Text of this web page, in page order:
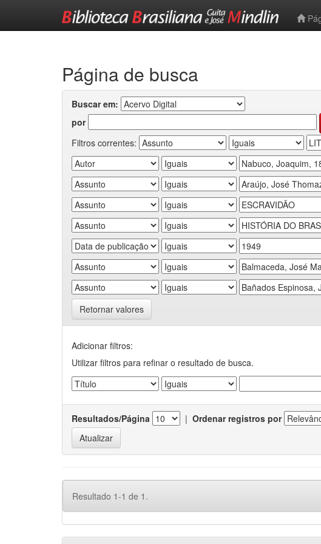
Página de busca
Buscar em:
por
Filtros correntes:
Retornar valores
Adicionar filtros:
Utilizar filtros para refinar o resultado de busca.
Resultados/Página | Ordenar registros por
Resultado 1-1 de 1.